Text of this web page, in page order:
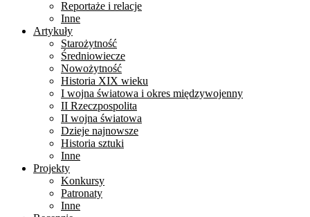
Reportaże i relacje
Inne
Artykuły
Starożytność
Średniowiecze
Nowożytność
Historia XIX wieku
I wojna światowa i okres międzywojenny
II Rzeczpospolita
II wojna światowa
Dzieje najnowsze
Historia sztuki
Inne
Projekty
Konkursy
Patronaty
Inne